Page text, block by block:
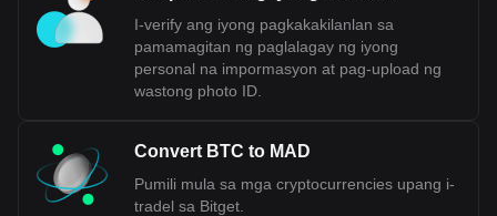
I-verify ang iyong pagkakakilanlan sa
pamamagitan ng paglalagay ng iyong
personal na impormasyon at pag-upload ng
wastong photo ID.
Convert BTC to MAD
Pumili mula sa mga cryptocurrencies upang i-
tradel sa Bitget.